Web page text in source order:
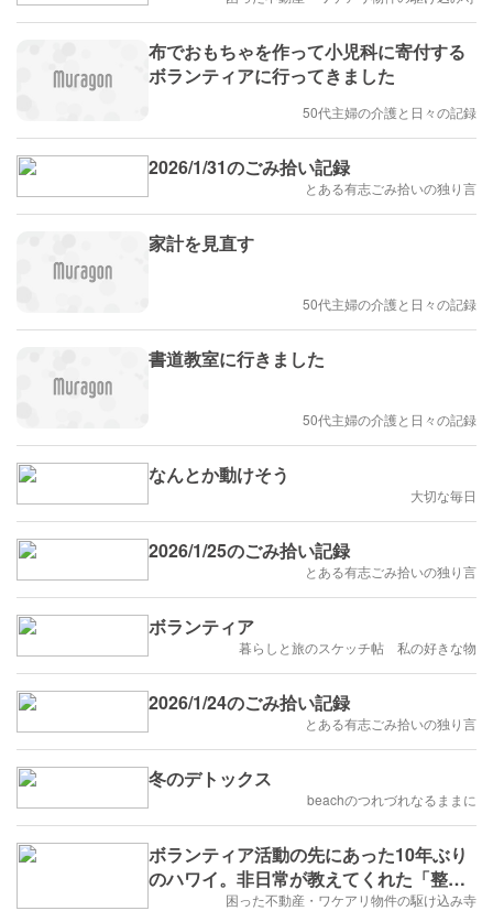
布でおもちゃを作って小児科に寄付する
ボランティアに行ってきました
50代主婦の介護と日々の記録
2026/1/31のごみ拾い記録
とある有志ごみ拾いの独り言
家計を見直す
50代主婦の介護と日々の記録
書道教室に行きました
50代主婦の介護と日々の記録
なんとか動けそう
大切な毎日
2026/1/25のごみ拾い記録
とある有志ごみ拾いの独り言
ボランティア
暮らしと旅のスケッチ帖 私の好きな物
2026/1/24のごみ拾い記録
とある有志ごみ拾いの独り言
冬のデトックス
beachのつれづれなるままに
ボランティア活動の先にあった10年ぶり
のハワイ。非日常が教えてくれた「整え
困った不動産・ワケアリ物件の駆け込み寺